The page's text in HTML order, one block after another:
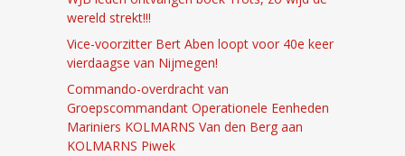
wereld strekt!!!
Vice-voorzitter Bert Aben loopt voor 40e keer
vierdaagse van Nijmegen!
Commando-overdracht van
Groepscommandant Operationele Eenheden
Mariniers KOLMARNS Van den Berg aan
KOLMARNS Piwek